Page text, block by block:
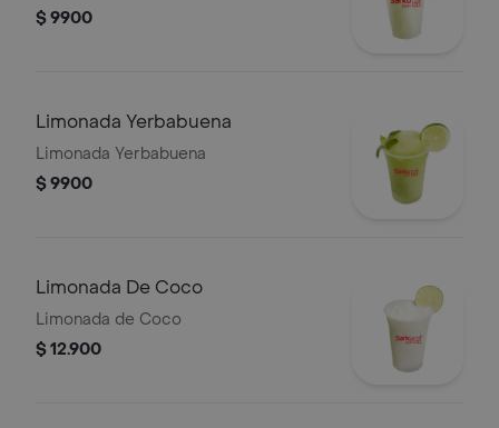
$ 9900
Limonada Yerbabuena
Limonada Yerbabuena
$ 9900
Limonada De Coco
Limonada de Coco
$ 12.900